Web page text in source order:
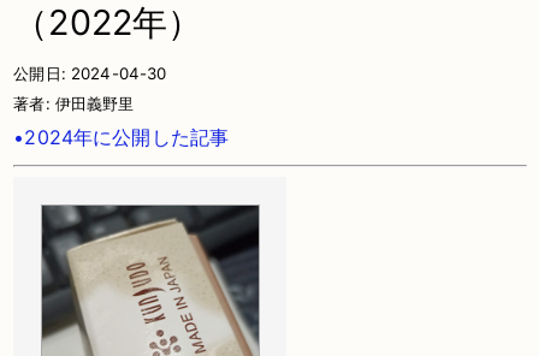
（2022年）
公開日: 2024-04-30
著者: 伊田義野里
•2024年に公開した記事